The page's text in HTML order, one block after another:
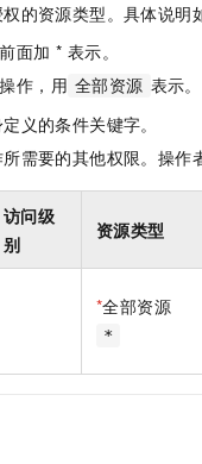
的资源类型。具体说明
面加 * 表示。
作，用 全部资源 表示。
义的条件关键字。
需要的其他权限。操
访问级
别
资源类型
*全部资源
*
人工智能平台 PAI